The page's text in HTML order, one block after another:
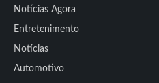
Notícias Agora
Entretenimento
Notícias
Automotivo